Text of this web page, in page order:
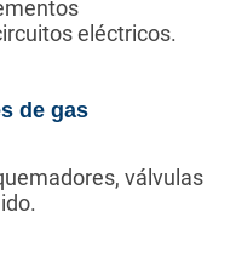
eléctricos.
de gas
válvulas